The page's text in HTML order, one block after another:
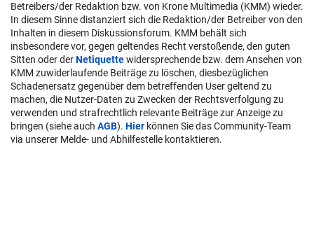
Betreibers/der Redaktion bzw. von Krone Multimedia (KMM) wieder.
In diesem Sinne distanziert sich die Redaktion/der Betreiber von den
Inhalten in diesem Diskussionsforum. KMM behält sich
insbesondere vor, gegen geltendes Recht verstoßende, den guten
Sitten oder derNetiquettewidersprechende bzw. dem Ansehen von
KMM zuwiderlaufende Beiträge zu löschen, diesbezüglichen
Schadenersatz gegenüber dem betreffenden User geltend zu
machen, die Nutzer-Daten zu Zwecken der Rechtsverfolgung zu
verwenden und strafrechtlich relevante Beiträge zur Anzeige zu
bringen (siehe auch AGB). Hier können Sie das Community-Team
via unserer Melde- und Abhilfestelle kontaktieren.